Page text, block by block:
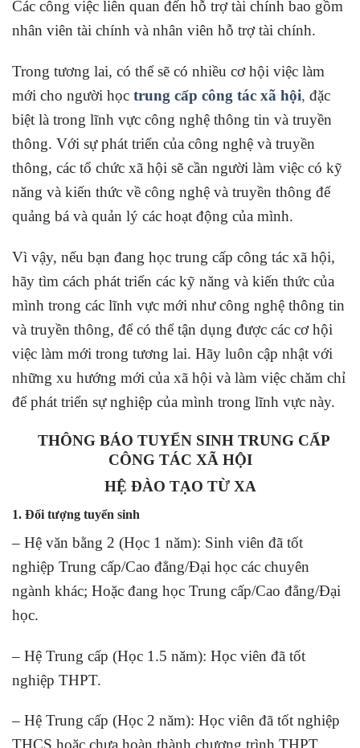
Các công việc liên quan đến hỗ trợ tài chính bao gồm
nhân viên tài chính và nhân viên hỗ trợ tài chính.
Trong tương lai, có thể sẽ có nhiều cơ hội việc làm
mới cho người học trung cấp công tác xã hội, đặc
biệt là trong lĩnh vực công nghệ thông tin và truyền
thông. Với sự phát triển của công nghệ và truyền
thông, các tổ chức xã hội sẽ cần người làm việc có kỹ
năng và kiến thức về công nghệ và truyền thông để
quảng bá và quản lý các hoạt động của mình.
Vì vậy, nếu bạn đang học trung cấp công tác xã hội,
hãy tìm cách phát triển các kỹ năng và kiến thức của
mình trong các lĩnh vực mới như công nghệ thông tin
và truyền thông, để có thể tận dụng được các cơ hội
việc làm mới trong tương lai. Hãy luôn cập nhật với
những xu hướng mới của xã hội và làm việc chăm chỉ
để phát triển sự nghiệp của mình trong lĩnh vực này.
THÔNG BÁO TUYỂN SINH TRUNG CẤP
CÔNG TÁC XÃ HỘI
HỆ ĐÀO TẠO TỪ XA
1. Đối tượng tuyển sinh
– Hệ văn bằng 2 (Học 1 năm): Sinh viên đã tốt
nghiệp Trung cấp/Cao đẳng/Đại học các chuyên
ngành khác; Hoặc đang học Trung cấp/Cao đẳng/Đại
học.
– Hệ Trung cấp (Học 1.5 năm): Học viên đã tốt
nghiệp THPT.
– Hệ Trung cấp (Học 2 năm): Học viên đã tốt nghiệp